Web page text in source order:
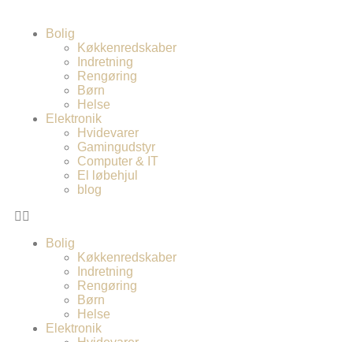
Bolig
Køkkenredskaber
Indretning
Rengøring
Børn
Helse
Elektronik
Hvidevarer
Gamingudstyr
Computer & IT
El løbehjul
blog
Bolig
Køkkenredskaber
Indretning
Rengøring
Børn
Helse
Elektronik